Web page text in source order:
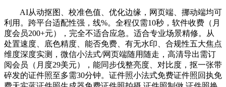
AI从动抠图、校准色值、优化边缘，网页端、挪动端均可
利用。跨平台适配性强，线%。全程仅需10秒，软件收费（月
度会员200+元），完全不适合应急。适合专业场景精修。从
处置速度、底色精度、能否免费、有无水印、合规性五大焦点
维度深度实测，微信小法式/网页端随用随走，高清导出需订
阅会员（月度29美元），能同步伐整亮度、对比度，抠一张带
碎发的证件照至多需30分钟。证件照小法式免费证件照回执免